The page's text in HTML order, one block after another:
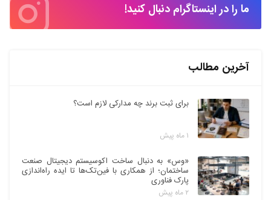
ما را در اینستاگرام دنبال کنید!
آخرین مطالب
برای ثبت برند چه مدارکی لازم است؟
۱ ماه پیش
«وس» به دنبال ساخت اکوسیستم دیجیتال صنعت
ساختمان؛ از همکاری با فین‌تک‌ها تا ایده راه‌اندازی
پارک فناوری
۲ ماه پیش